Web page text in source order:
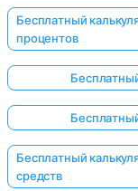
Бесплатный
процентов
Бесплатный
средств